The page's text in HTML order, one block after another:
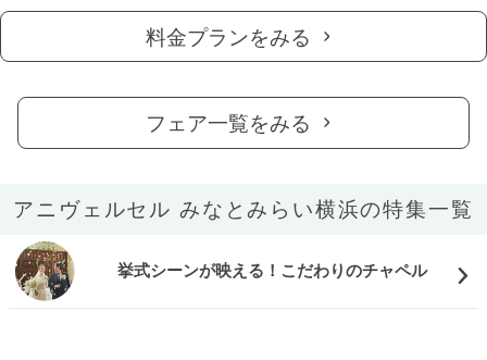
料金プランをみる
フェア一覧をみる
アニヴェルセル みなとみらい横浜の特集一覧
挙式シーンが映える！こだわりのチャペル